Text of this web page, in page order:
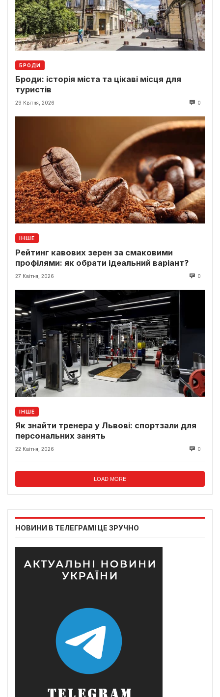
БРОДИ
Броди: історія міста та цікаві місця для
туристів
29 Квітня, 2026 0
ІНШЕ
Рейтинг кавових зерен за смаковими
профілями: як обрати ідеальний варіант?
27 Квітня, 2026 0
ІНШЕ
Як знайти тренера у Львові: спортзали для
персональних занять
22 Квітня, 2026 0
LOAD MORE
НОВИНИ В ТЕЛЕГРАМІ ЦЕ ЗРУЧНО